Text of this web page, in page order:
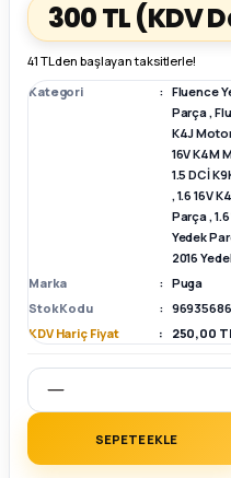
Parça
Parça
Parça
Parça
300 TL(KDV
41 TL den başlayan taksitlerle!
Kategori
Fluence
Parça,
K4J
16V K4M
1.5 DCİ
,1.6 16V
Parça,
Yedek
2016
Marka
Puga
Stok Kodu
KDV Hariç Fiyat
250,00
SEPETE EKLE